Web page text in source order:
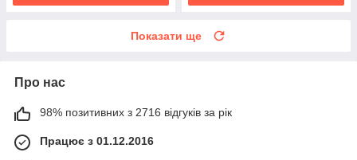
Показати ще
Про нас
98% позитивних з 2716 відгуків за рік
Працює з 01.12.2016